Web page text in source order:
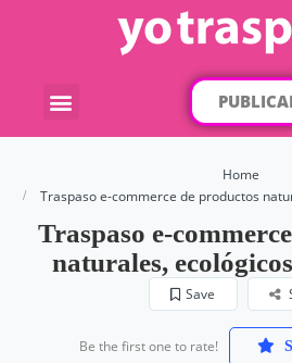
Home
Traspaso e-commerce de productos
Traspaso e-
naturales,
Save
Be the first one to rate!